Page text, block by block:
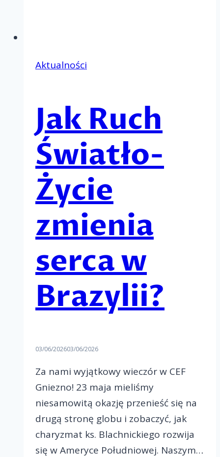
Aktualności
Jak Ruch
Światło-
Życie
zmienia
serca w
Brazylii?
03/06/202603/06/2026
Za nami wyjątkowy wieczór w CEF
Gniezno! 23 maja mieliśmy
niesamowitą okazję przenieść się na
drugą stronę globu i zobaczyć, jak
charyzmat ks. Blachnickiego rozwija
się w Ameryce Południowej. Naszym…